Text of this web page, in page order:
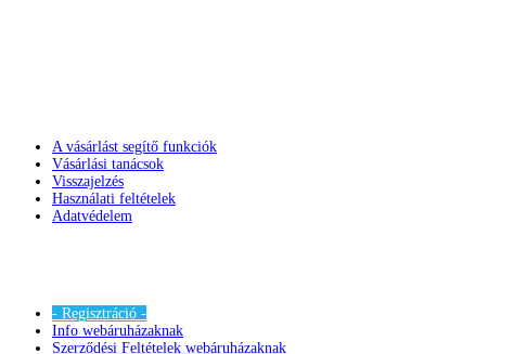
A vásárlást segítő funkciók
Vásárlási tanácsok
Visszajelzés
Használati feltételek
Adatvédelem
- Regisztráció -
Info webáruházaknak
Szerződési Feltételek webáruházaknak